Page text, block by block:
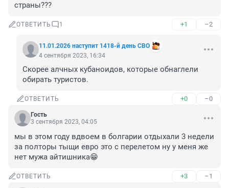
страны???
ОТВЕТИТЬ 1 +1 –2
11.01.2026 наступит 1418-й день СВО
4 сентября 2023, 16:34
Скорее алчных кубаноидов, которые обнаглели
обирать туристов.
ОТВЕТИТЬ +0 –0
Гость
3 сентября 2023, 04:05
мы в этом году вдвоем в болгарии отдыхали 3 недели
за полторы тыщи евро это с перелетом ну у меня же
нет мужа айтишника😁
ОТВЕТИТЬ +3 –1